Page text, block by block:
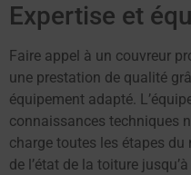
Expertise et
Faire appel à un couvreur
une prestation de qualité
équipement adapté.
connaissances techniques
charge toutes les étapes
de l’état de la toiture